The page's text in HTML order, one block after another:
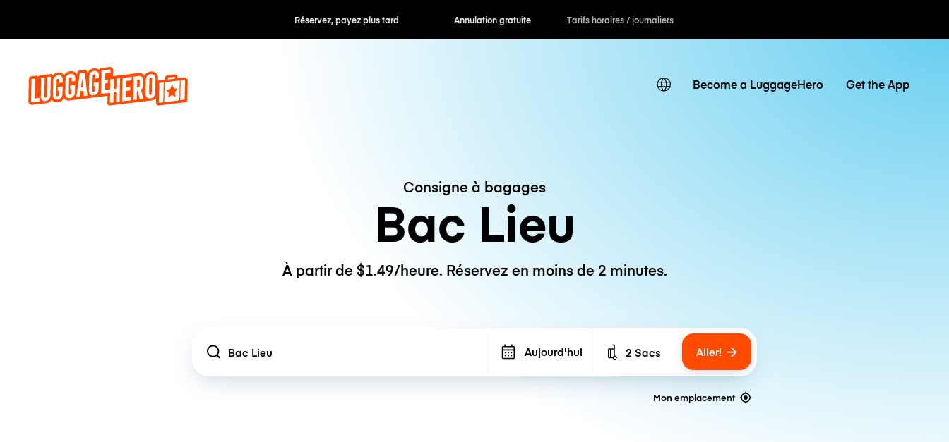
Réservez, payez plus tard Annulation gratuite Tarifs horaires / journaliers
Become a LuggageHero Get the App
Consigne à bagages
Bac Lieu
À partir de $1.49/heure. Réservez en moins de 2 minutes.
Location Aujourd'hui Number of bags
2 Sacs Aller!
Mon emplacement